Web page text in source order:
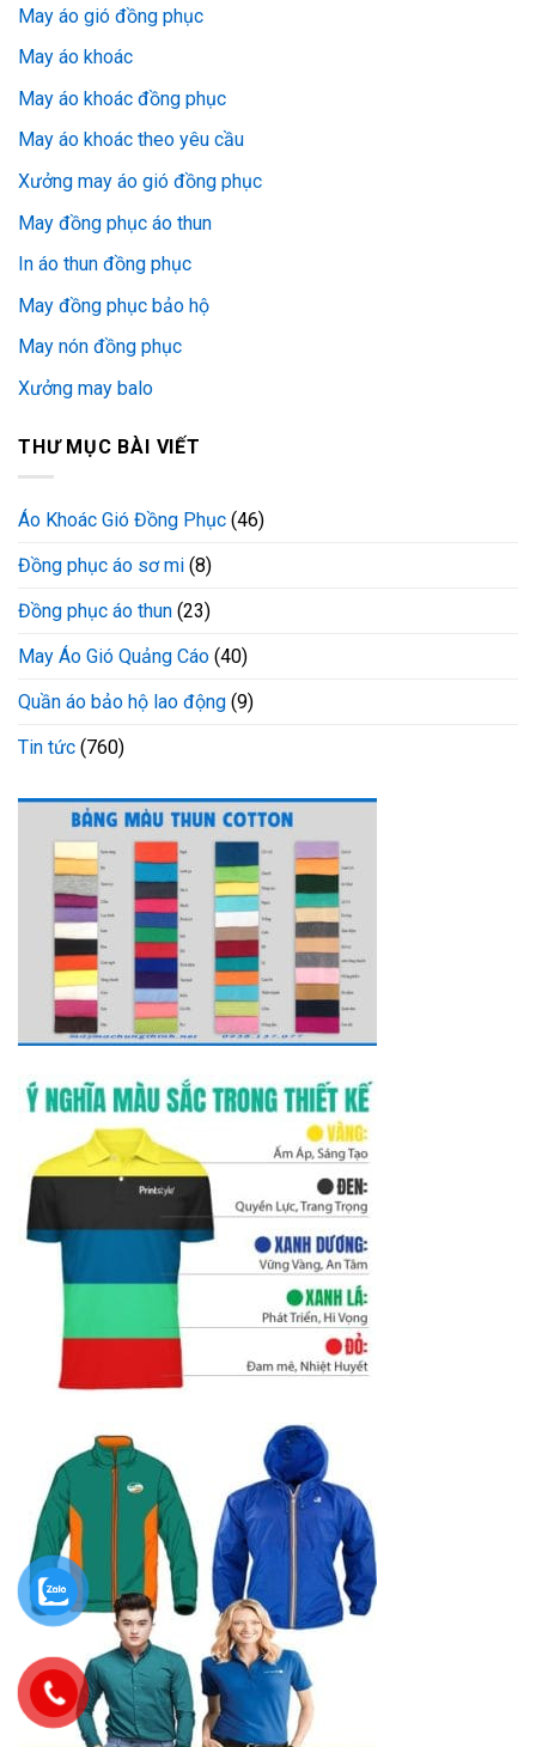
May áo gió đồng phục
May áo khoác
May áo khoác đồng phục
May áo khoác theo yêu cầu
Xưởng may áo gió đồng phục
May đồng phục áo thun
In áo thun đồng phục
May đồng phục bảo hộ
May nón đồng phục
Xưởng may balo
THƯ MỤC BÀI VIẾT
Áo Khoác Gió Đồng Phục (46)
Đồng phục áo sơ mi (8)
Đồng phục áo thun (23)
May Áo Gió Quảng Cáo (40)
Quần áo bảo hộ lao động (9)
Tin tức (760)